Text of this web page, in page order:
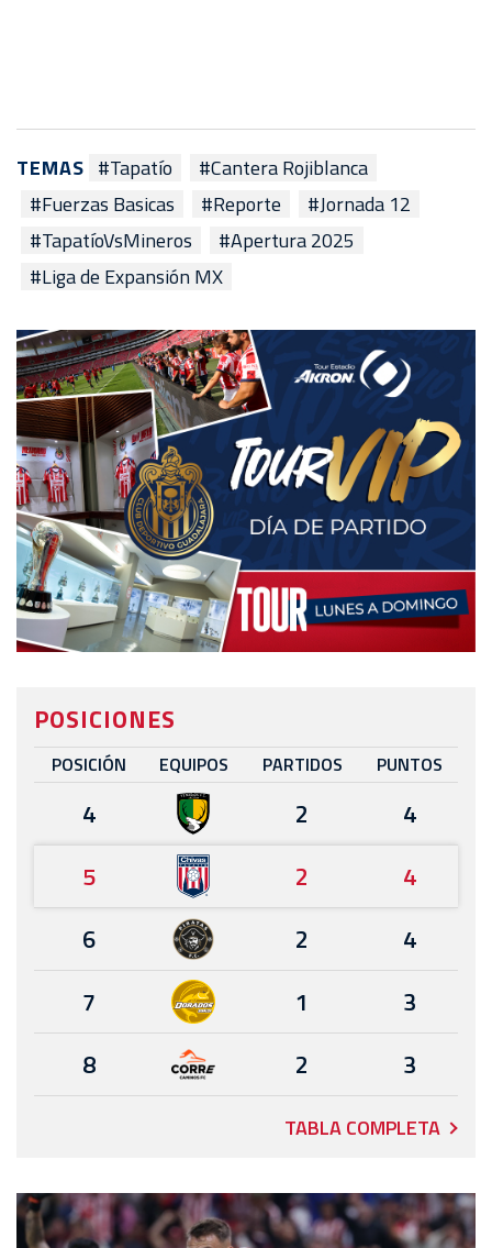
TEMAS #Tapatío
#Cantera Rojiblanca
#Fuerzas Basicas
#Reporte
#Jornada 12
#TapatíoVsMineros
#Apertura 2025
#Liga de Expansión MX
POSICIONES
POSICIÓN EQUIPOS PARTIDOS PUNTOS
4 2
4
5
2
4
6
2
4
7
1
3
8
2 3
TABLA COMPLETA